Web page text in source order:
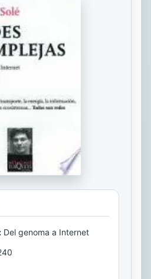
Del genoma a Internet